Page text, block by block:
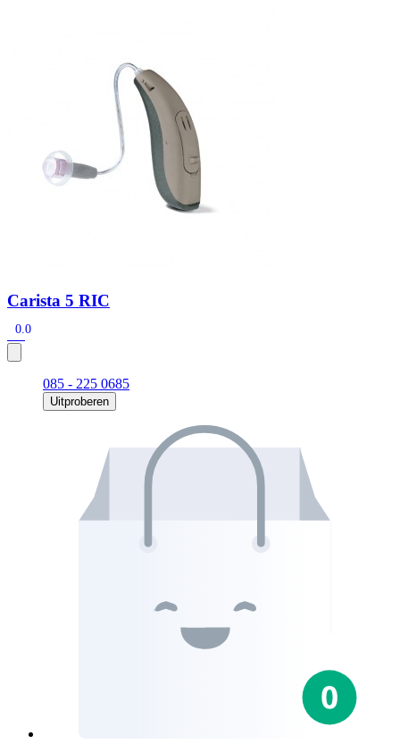
Signia hoortoestellen
Signia Pure BCT IX
Audio Service R LI 7
Hoortoestelbatterijen
Widex filters
Onderhoudsartikelen
Signia Active Mini IX - Oplaadbaar
De Signia Active Mini IX is het nieuwste hoortoestel van Signia.
Carista 5 RIC
0.0
085 - 225 0685
Uitproberen